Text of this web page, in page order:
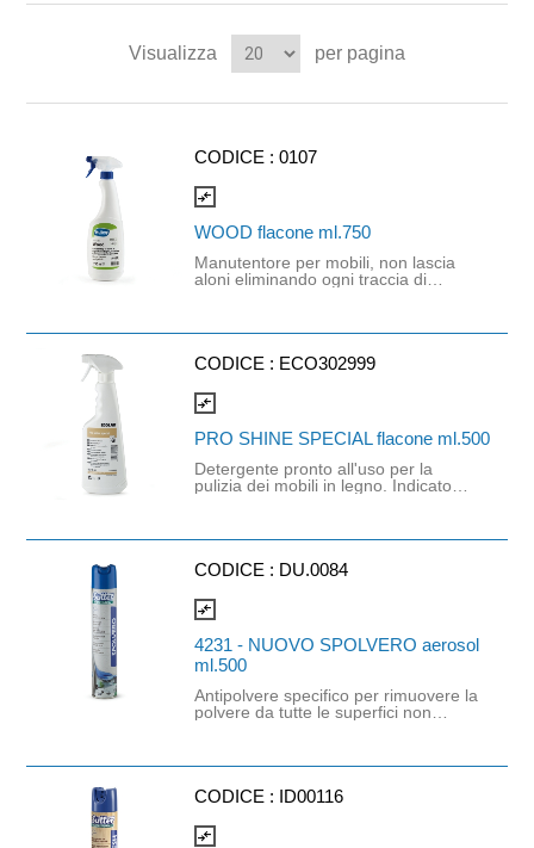
Visualizza per pagina
CODICE :0107
compare_arrows
WOOD flacone ml.750
Manutentore per mobili, non lascia
aloni eliminando ogni traccia di
rallenta il ridepositarsi della polvere.
legno.
CODICE : ECO302999
compare_arrows
PRO SHINE SPECIAL flacone ml.500
Detergente pronto all'uso per la
pulizia dei mobili in legno. Indicato
quelle lucidate o dipinte. Lascia una
superficie dalle impronte digitali,
CODICE : DU.0084
compare_arrows
4231 - NUOVO SPOLVERO aerosol
ml.500
Antipolvere specifico per rimuovere la
polvere da tutte le superfici non
interni d'auto ecc. Raccoglie la
elettrostatiche. La protezione
della polvere. La polvere asportata
CODICE : ID00116
compare_arrows